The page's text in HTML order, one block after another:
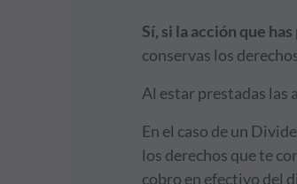
Sí, si la acción que
conservas los
Al estar prestadas las
En el caso de un
los derechos que te
cobro en efectivo del